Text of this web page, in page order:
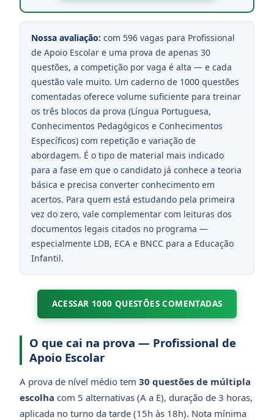
Nossa avaliação: com 596 vagas para Profissional
de Apoio Escolar e uma prova de apenas 30
questões, a competição por vaga é alta — e cada
questão vale muito. Um caderno de 1000 questões
comentadas oferece volume suficiente para treinar
os três blocos da prova (Língua Portuguesa,
Conhecimentos Pedagógicos e Conhecimentos
Específicos) com repetição e variação de
abordagem. É o tipo de material mais indicado
para a fase em que o candidato já conhece a teoria
básica e precisa converter conhecimento em
acertos. Para quem está estudando pela primeira
vez do zero, vale complementar com leituras dos
documentos legais citados no programa —
especialmente LDB, ECA e BNCC para a Educação
Infantil.
ACESSAR 1000 QUESTÕES COMENTADAS
O que cai na prova — Profissional de
Apoio Escolar
A prova de nível médio tem 30 questões de múltipla
escolha com 5 alternativas (A a E), duração de 3 horas,
aplicada no turno da tarde (15h às 18h). Nota mínima